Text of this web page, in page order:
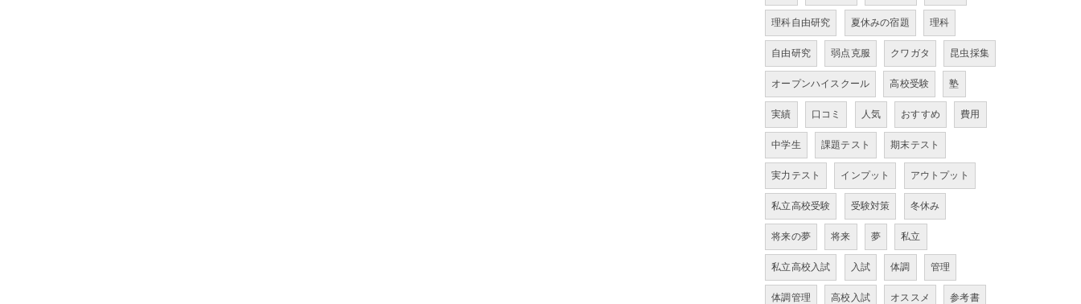
理科自由研究 夏休みの宿題 理科
自由研究 弱点克服 クワガタ 昆虫採集
オープンハイスクール 高校受験 塾
実績 口コミ 人気 おすすめ 費用
中学生 課題テスト 期末テスト
実力テスト インプット アウトプット
私立高校受験 受験対策 冬休み
将来の夢 将来 夢 私立
私立高校入試 入試 体調 管理
体調管理 高校入試 オススメ 参考書